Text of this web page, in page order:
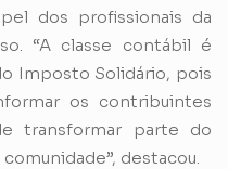
dos profissionais da
“A classe contábil é
Imposto Solidário, pois
os contribuintes
transformar parte do
destacou.